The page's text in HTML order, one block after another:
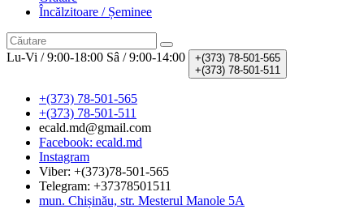
Încălzitoare / Șeminee
Lu-Vi / 9:00-18:00 Sâ / 9:00-14:00 +(373) 78-501-565
+(373) 78-501-511
+(373) 78-501-565
+(373) 78-501-511
ecald.md@gmail.com
Facebook: ecald.md
Instagram
Viber: +(373)78-501-565
Telegram: +37378501511
mun. Chișinău, str. Mesterul Manole 5A